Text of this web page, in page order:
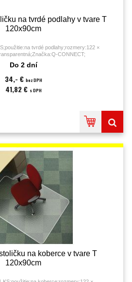
na tvrdé podlahy v tvare T
120x90cm
tvrdé podlahy;rozmery:122 ×
CONNECT;
Do 2 dní
34,- € bez DPH
41,82 € s DPH
na koberce v tvare T
120x90cm